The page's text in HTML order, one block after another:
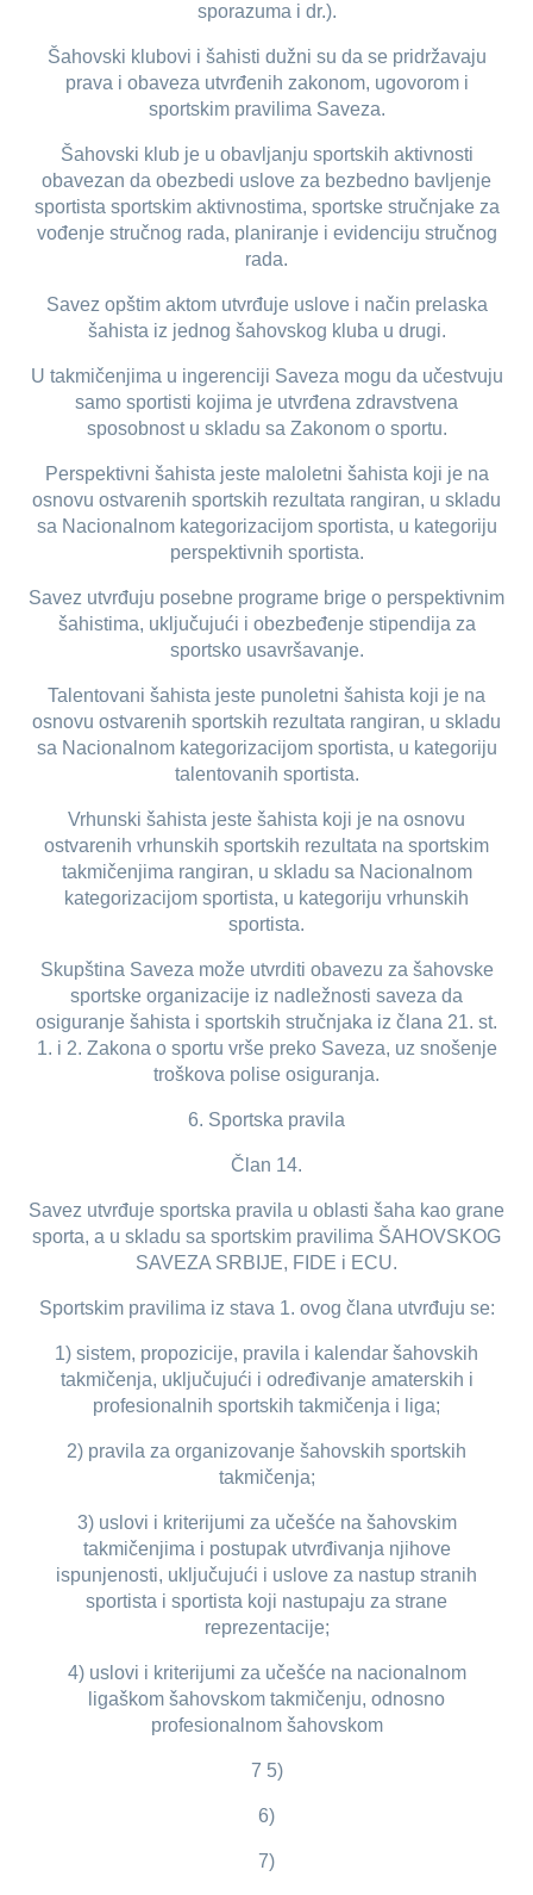
sporazuma i dr.).
Šahovski klubovi i šahisti dužni su da se pridržavaju
prava i obaveza utvrđenih zakonom, ugovorom i
sportskim pravilima Saveza.
Šahovski klub je u obavljanju sportskih aktivnosti
obavezan da obezbedi uslove za bezbedno bavljenje
sportista sportskim aktivnostima, sportske stručnjake za
vođenje stručnog rada, planiranje i evidenciju stručnog
rada.
Savez opštim aktom utvrđuje uslove i način prelaska
šahista iz jednog šahovskog kluba u drugi.
U takmičenjima u ingerenciji Saveza mogu da učestvuju
samo sportisti kojima je utvrđena zdravstvena
sposobnost u skladu sa Zakonom o sportu.
Perspektivni šahista jeste maloletni šahista koji je na
osnovu ostvarenih sportskih rezultata rangiran, u skladu
sa Nacionalnom kategorizacijom sportista, u kategoriju
perspektivnih sportista.
Savez utvrđuju posebne programe brige o perspektivnim
šahistima, uključujući i obezbeđenje stipendija za
sportsko usavršavanje.
Talentovani šahista jeste punoletni šahista koji je na
osnovu ostvarenih sportskih rezultata rangiran, u skladu
sa Nacionalnom kategorizacijom sportista, u kategoriju
talentovanih sportista.
Vrhunski šahista jeste šahista koji je na osnovu
ostvarenih vrhunskih sportskih rezultata na sportskim
takmičenjima rangiran, u skladu sa Nacionalnom
kategorizacijom sportista, u kategoriju vrhunskih
sportista.
Skupština Saveza može utvrditi obavezu za šahovske
sportske organizacije iz nadležnosti saveza da
osiguranje šahista i sportskih stručnjaka iz člana 21. st.
1. i 2. Zakona o sportu vrše preko Saveza, uz snošenje
troškova polise osiguranja.
6. Sportska pravila
Član 14.
Savez utvrđuje sportska pravila u oblasti šaha kao grane
sporta, a u skladu sa sportskim pravilima ŠAHOVSKOG
SAVEZA SRBIJE, FIDE i ECU.
Sportskim pravilima iz stava 1. ovog člana utvrđuju se:
1) sistem, propozicije, pravila i kalendar šahovskih
takmičenja, uključujući i određivanje amaterskih i
profesionalnih sportskih takmičenja i liga;
2) pravila za organizovanje šahovskih sportskih
takmičenja;
3) uslovi i kriterijumi za učešće na šahovskim
takmičenjima i postupak utvrđivanja njihove
ispunjenosti, uključujući i uslove za nastup stranih
sportista i sportista koji nastupaju za strane
reprezentacije;
4) uslovi i kriterijumi za učešće na nacionalnom
ligaškom šahovskom takmičenju, odnosno
profesionalnom šahovskom
7 5)
6)
7)